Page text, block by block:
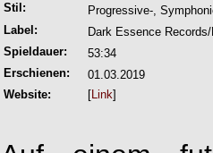
Stil:
Progressive-,
Label:
Dark Essence
Spieldauer:
53:34
Erschienen:
01.03.2019
Website:
[Link]